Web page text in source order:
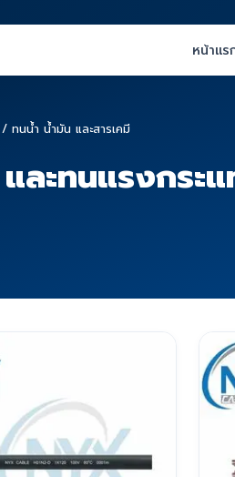
หน้าแร
นน้ำ น้ำมัน และสารเคมี
ะทนแรงกระ